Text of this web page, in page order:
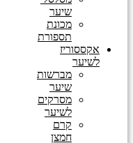
שיער
מכונת
תספורת
אקססוריז
לשיער
מברשות
שיער
מסרקים
לשיער
קרם
חמצן